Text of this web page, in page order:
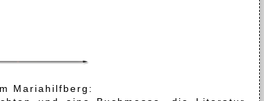
Mariahilfberg: